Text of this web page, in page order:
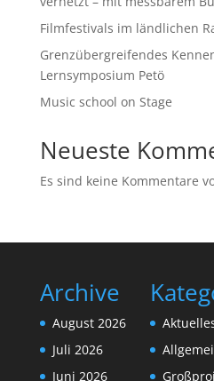
Filmfestivals im ländlichen
Grenzübergreifendes
Lernsymposium Petö
Music school on Stage
Neueste
Es sind keine Kommentare
Archive
August 2026
Juli 2026
Juni 2026